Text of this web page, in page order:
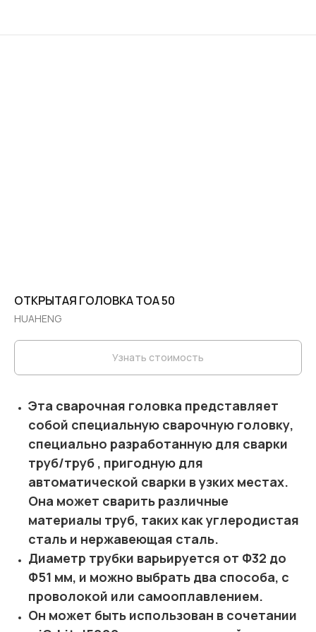
ОТКРЫТАЯ ГОЛОВКА TОA 50
HUAHENG
Узнать стоимость
Эта сварочная головка представляет
собой специальную сварочную головку,
специально разработанную для сварки
труб/труб , пригодную для
автоматической сварки в узких местах.
Она может сварить различные
материалы труб, таких как углеродистая
сталь и нержавеющая сталь.
Диаметр трубки варьируется от Φ32 до
Φ51 мм, и можно выбрать два способа, с
проволокой или самооплавлением.
Он может быть использован в сочетании